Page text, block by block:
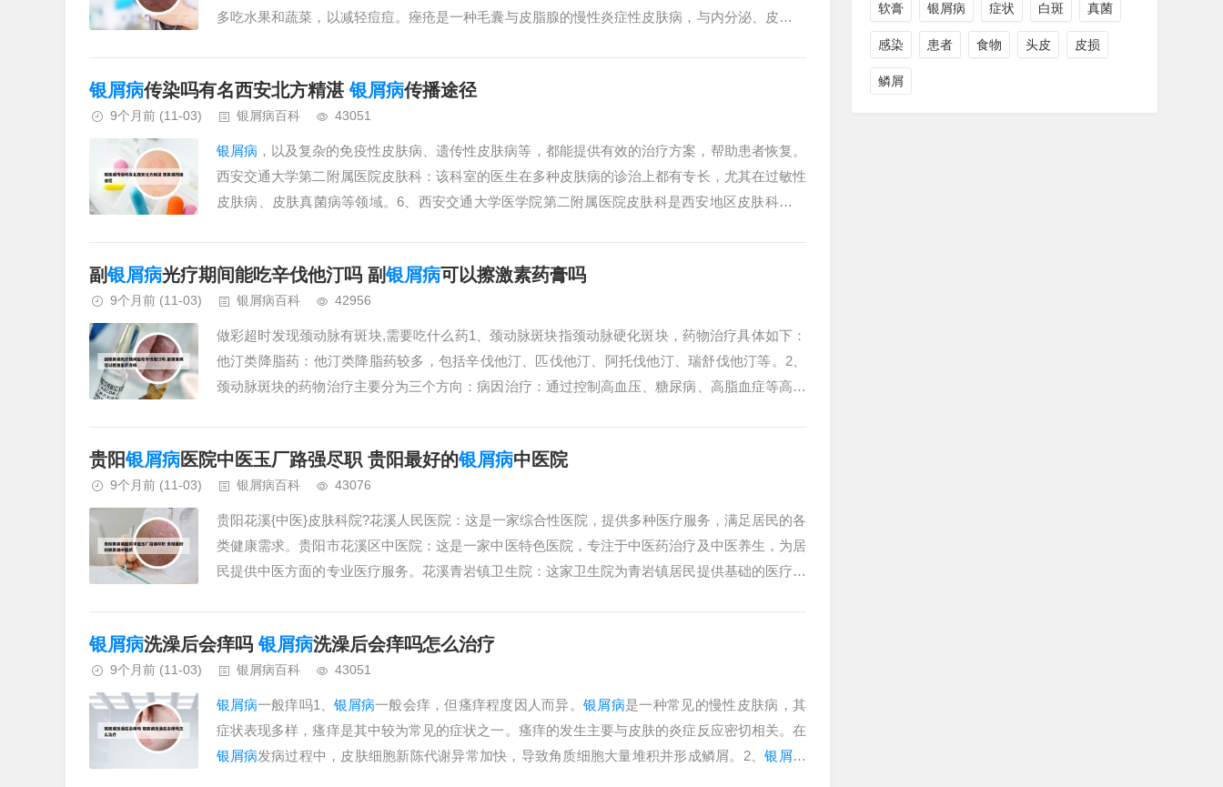
多吃水果和蔬菜，以减轻痘痘。痤疮是一种毛囊与皮脂腺的慢性炎症性皮肤病，与内分泌、皮脂和
银屑病传染吗有名西安北方精湛银屑病传播途径
9个月前 (11-03) 银屑病百科 43051
银屑病 ，以及复杂的免疫性皮肤病、遗传性皮肤病等，都能提供有效的治疗方案，帮助患者恢复。
西安交通大学第二附属医院皮肤科：该科室的医生在多种皮肤病的诊治上都有专长，尤其在过敏性
皮肤病、皮肤真菌病等领域。6、西安交通大学医学院第二附属医院皮肤科是西安地区皮肤科治疗
副银屑病光疗期间能吃辛伐他汀吗 副银屑病可以擦激素药膏吗
9个月前 (11-03) 银屑病百科 42956
做彩超时发现颈动脉有斑块,需要吃什么药1、颈动脉斑块指颈动脉硬化斑块，药物治疗具体如下：
他汀类降脂药：他汀类降脂药较多，包括辛伐他汀、匹伐他汀、阿托伐他汀、瑞舒伐他汀等。2、
颈动脉斑块的药物治疗主要分为三个方向：病因治疗：通过控制高血压、糖尿病、高脂血症等高危
贵阳银屑病医院中医玉厂路强尽职 贵阳最好的银屑病中医院
9个月前 (11-03) 银屑病百科 43076
贵阳花溪{中医}皮肤科院?花溪人民医院：这是一家综合性医院，提供多种医疗服务，满足居民的各
类健康需求。贵阳市花溪区中医院：这是一家中医特色医院，专注于中医药治疗及中医养生，为居
民提供中医方面的专业医疗服务。花溪青岩镇卫生院：这家卫生院为青岩镇居民提供基础的医疗服
银屑病洗澡后会痒吗银屑病洗澡后会痒吗怎么治疗
9个月前 (11-03) 银屑病百科 43051
银屑病一般痒吗1、 银屑病一般会痒，但瘙痒程度因人而异。 银屑病是一种常见的慢性皮肤病，其
症状表现多样，瘙痒是其中较为常见的症状之一。瘙痒的发生主要与皮肤的炎症反应密切相关。在
银屑病发病过程中，皮肤细胞新陈代谢异常加快，导致角质细胞大量堆积并形成鳞屑。2、 银屑病
软膏 银屑病 症状 白斑 真菌
感染 患者 食物 头皮 皮损
鳞屑